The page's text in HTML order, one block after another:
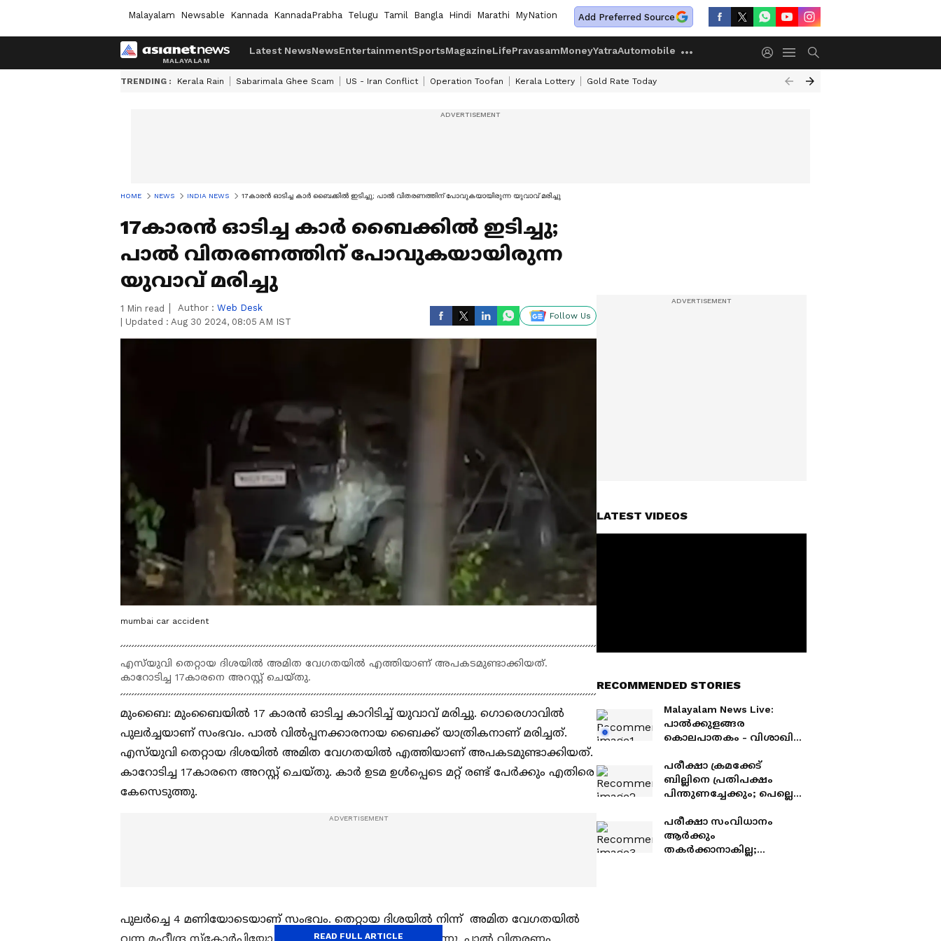
Malayalam Newsable Kannada KannadaPrabha Telugu Tamil Bangla Hindi Marathi MyNation Add Preferred Source
Latest NewsNewsEntertainmentSportsMagazineLifePravasamMoneyYatraAutomobile
TRENDING : Kerala Rain Sabarimala Ghee Scam US - Iran Conflict Operation Toofan Kerala Lottery Gold Rate Today
HOME NEWS INDIA NEWS 17കാരൻ ഓടിച്ച കാർ ബൈക്കിൽ ഇടിച്ചു; പാൽ വിതരണത്തിന് പോവുകയായിരുന്ന യുവാവ് മരിച്ചു
17കാരൻ ഓടിച്ച കാർ ബൈക്കിൽ ഇടിച്ചു;
പാൽ വിതരണത്തിന് പോവുകയായിരുന്ന
യുവാവ് മരിച്ചു
1 Min read Author : Web Desk
Updated : Aug 30 2024, 08:05 AM IST
Follow Us
mumbai car accident
എസ്‍യുവി തെറ്റായ ദിശയിൽ അമിത വേഗതയിൽ എത്തിയാണ് അപകടമുണ്ടാക്കിയത്.
കാറോടിച്ച 17കാരനെ അറസ്റ്റ് ചെയ്തു.
മുംബൈ: മുംബൈയിൽ 17 കാരൻ ഓടിച്ച കാറിടിച്ച് യുവാവ് മരിച്ചു. ഗൊരെഗാവിൽ
പുലർച്ചയാണ് സംഭവം. പാൽ വിൽപ്പനക്കാരനായ ബൈക്ക് യാത്രികനാണ് മരിച്ചത്.
എസ്‍യുവി തെറ്റായ ദിശയിൽ അമിത വേഗതയിൽ എത്തിയാണ് അപകടമുണ്ടാക്കിയത്.
കാറോടിച്ച 17കാരനെ അറസ്റ്റ് ചെയ്തു. കാർ ഉടമ ഉൾപ്പെടെ മറ്റ് രണ്ട് പേർക്കും എതിരെ
കേസെടുത്തു.
പുലർച്ചെ 4 മണിയോടെയാണ് സംഭവം. തെറ്റായ ദിശയിൽ നിന്ന് അമിത വേഗതയിൽ
വന്ന മഹീന്ദ്ര സ്കോർപ്പിയോ ബൈക്കിൽ ഇടിക്കുകയായിരുന്നു. പാൽ വിതരണം
READ FULL ARTICLE
LATEST VIDEOS
RECOMMENDED STORIES
Malayalam News Live:
പാൽക്കുളങ്ങര
കൊലപാതകം - വിശാഖിന്
തായി അമ്മയുടെ പരാതി;
പൊലീസിനെതിരെ
ഗുരുതര ആക്ഷേപം
പരീക്ഷാ ക്രമക്കേട്
ബില്ലിനെ പ്രതിപക്ഷം
പിന്തുണച്ചേക്കും; പെല്ലെറ്റ്
പ്രതിഷേധം കടുപ്പിക്കാൻ
പ്രതിപക്ഷം
പരീക്ഷാ സംവിധാനം
ആർക്കും
തകർക്കാനാകില്ല;